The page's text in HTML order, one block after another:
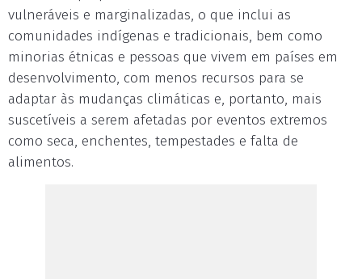
vulneráveis e marginalizadas, o que inclui as
comunidades indígenas e tradicionais, bem como
minorias étnicas e pessoas que vivem em países em
desenvolvimento, com menos recursos para se
adaptar às mudanças climáticas e, portanto, mais
suscetíveis a serem afetadas por eventos extremos
como seca, enchentes, tempestades e falta de
alimentos.